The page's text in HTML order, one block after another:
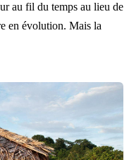
au fil du temps au lieu de
en évolution. Mais la